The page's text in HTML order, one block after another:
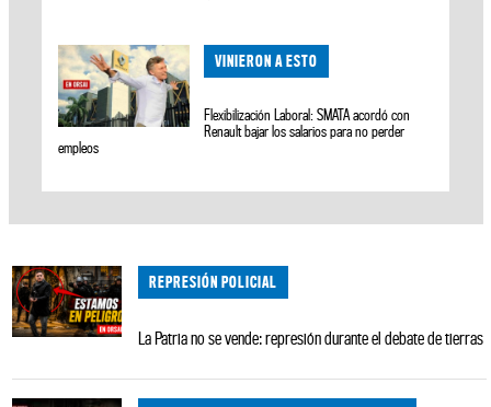
VINIERON A ESTO
Flexibilización Laboral: SMATA acordó con
Renault bajar los salarios para no perder
empleos
REPRESIÓN POLICIAL
La Patria no se vende: represión durante el debate de tierras